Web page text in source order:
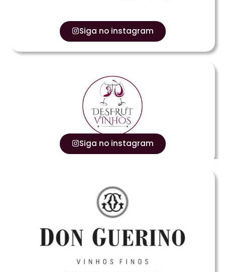
Siga no instagram
Siga no instagram